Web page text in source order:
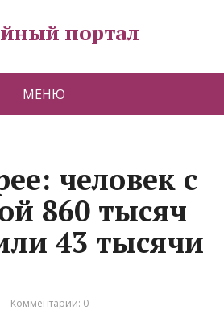
портал
МЕНЮ
человек с
860 тысяч
43 тысячи
Комментарии: 0